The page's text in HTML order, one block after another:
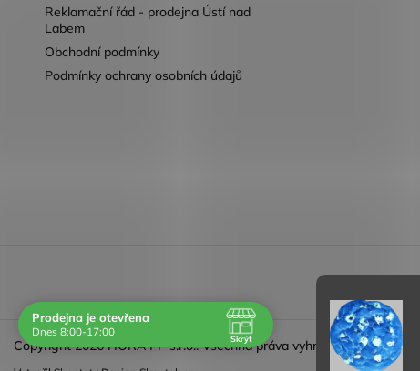
Reklamační řád - prodejna Ústí nad
Labem
Obchodní podmínky
Podmínky ochrany osobních údajů
Copyright 2026HORA PP s.r.o.. Všechna práva vyhrazena.
Prodejna je otevřena
Dnes 8:00-17:00
Skrýt